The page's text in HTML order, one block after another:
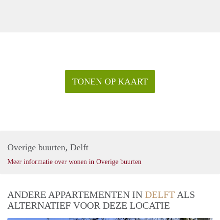
TONEN OP KAART
Overige buurten, Delft
Meer informatie over wonen in Overige buurten
ANDERE APPARTEMENTEN IN DELFT ALS
ALTERNATIEF VOOR DEZE LOCATIE